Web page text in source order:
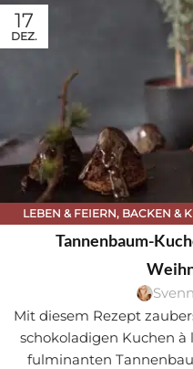
17
DEZ.
LEBEN & FEIERN, BACKEN &
Tannenbaum-
Mit diesem Rezept
schokoladigen Kuchen à
fulminanten